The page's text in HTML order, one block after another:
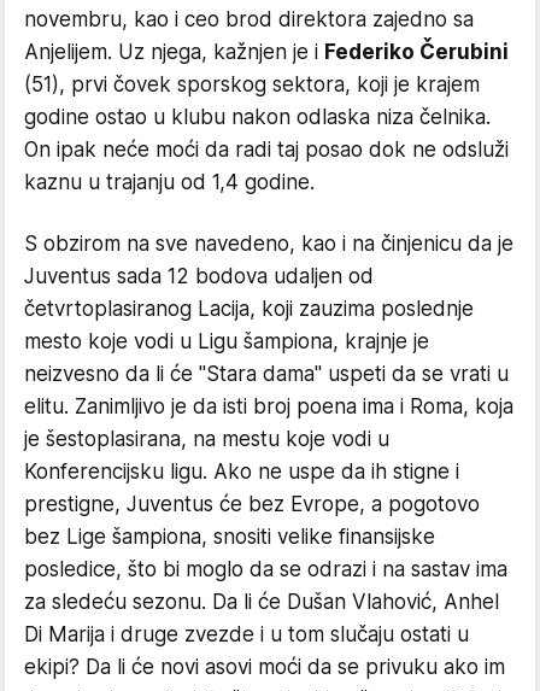
novembru, kao i ceo brod direktora zajedno sa
Anjelijem. Uz njega, kažnjen je i Federiko Čerubini
(51), prvi čovek sporskog sektora, koji je krajem
godine ostao u klubu nakon odlaska niza čelnika.
On ipak neće moći da radi taj posao dok ne odsluži
kaznu u trajanju od 1,4 godine.
S obzirom na sve navedeno, kao i na činjenicu da je
Juventus sada 12 bodova udaljen od
četvrtoplasiranog Lacija, koji zauzima poslednje
mesto koje vodi u Ligu šampiona, krajnje je
neizvesno da li će "Stara dama" uspeti da se vrati u
elitu. Zanimljivo je da isti broj poena ima i Roma, koja
je šestoplasirana, na mestu koje vodi u
Konferencijsku ligu. Ako ne uspe da ih stigne i
prestigne, Juventus će bez Evrope, a pogotovo
bez Lige šampiona, snositi velike finansijske
posledice, što bi moglo da se odrazi i na sastav ima
za sledeću sezonu. Da li će Dušan Vlahović, Anhel
Di Marija i druge zvezde i u tom slučaju ostati u
ekipi? Da li će novi asovi moći da se privuku ako im